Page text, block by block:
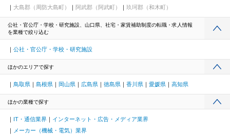
大島郡（周防大島町）
阿武郡（阿武町） 玖珂郡（和木町）
公社・官公庁・学校・研究施設、山口県、社宅・家賃補助制度の転職・求人情報
を業種で絞り込む
公社・官公庁・学校・研究施設
ほかのエリアで探す
鳥取県 島根県 岡山県 広島県 徳島県 香川県 愛媛県 高知県
ほかの業種で探す
IT・通信業界
インターネット・広告・メディア業界
メーカー（機械・電気）業界